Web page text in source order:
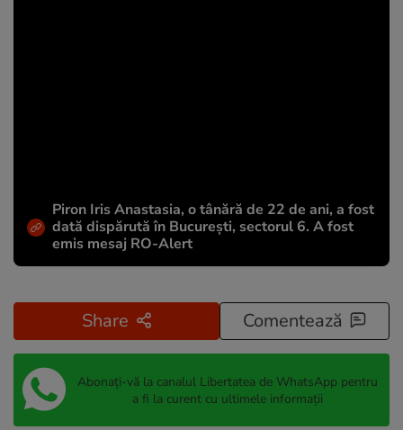
Piron Iris Anastasia, o tânără de 22 de ani, a fost
dată dispărută în București, sectorul 6. A fost
emis mesaj RO-Alert
Share Comentează
Abonați-vă la canalul Libertatea de WhatsApp pentru
a fi la curent cu ultimele informații